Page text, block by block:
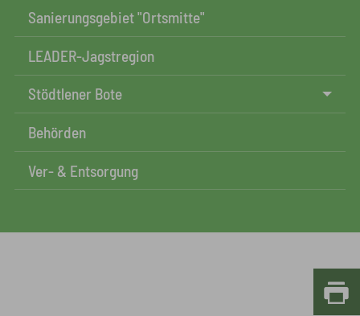
Sanierungsgebiet "Ortsmitte"
LEADER-Jagstregion
Stödtlener Bote
Behörden
Ver- & Entsorgung